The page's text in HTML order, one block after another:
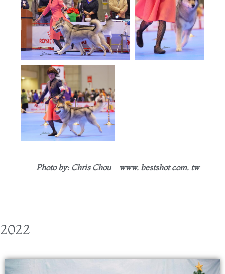
Photo by: Chris Chou www. bestshot com. tw
2022